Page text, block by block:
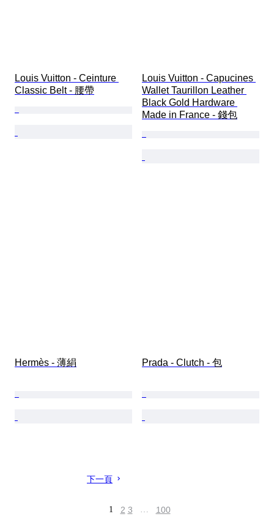
Louis Vuitton - Ceinture
Classic Belt - 腰帶
Louis Vuitton - Capucines
Wallet Taurillon Leather
Black Gold Hardware
Made in France - 錢包
Hermès - 薄絹 Prada - Clutch - 包
下一頁
1 2 3 … 100